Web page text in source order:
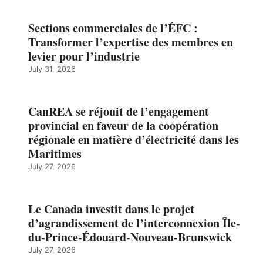
Sections commerciales de l’ÉFC :
Transformer l’expertise des membres en
levier pour l’industrie
July 31, 2026
CanREA se réjouit de l’engagement
provincial en faveur de la coopération
régionale en matière d’électricité dans les
Maritimes
July 27, 2026
Le Canada investit dans le projet
d’agrandissement de l’interconnexion Île-
du-Prince-Édouard-Nouveau-Brunswick
July 27, 2026